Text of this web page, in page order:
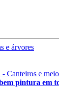
pintura em